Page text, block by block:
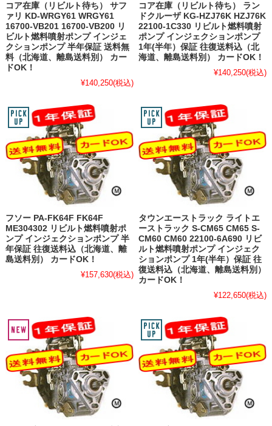
コア在庫（リビルト待ち） サフ
ァリ KD-WRGY61 WRGY61
16700-VB201 16700-VB200 リ
ビルト燃料噴射ポンプ インジェ
クションポンプ 半年保証 送料無
料（北海道、離島送料別） カー
ドOK！
¥140,250(税込)
コア在庫（リビルト待ち） ラン
ドクルーザ KG-HZJ76K HZJ76K
22100-1C330 リビルト燃料噴射
ポンプ インジェクションポンプ
1年(半年）保証 往復送料込（北
海道、離島送料別） カードOK！
¥140,250(税込)
フソー PA-FK64F FK64F
ME304302 リビルト燃料噴射ポ
ンプ インジェクションポンプ 半
年保証 往復送料込（北海道、離
島送料別） カードOK！
¥157,630(税込)
タウンエーストラック ライトエ
ーストラック S-CM65 CM65 S-
CM60 CM60 22100-6A690 リビ
ルト燃料噴射ポンプ インジェク
ションポンプ 1年(半年）保証 往
復送料込（北海道、離島送料別）
カードOK！
¥122,650(税込)